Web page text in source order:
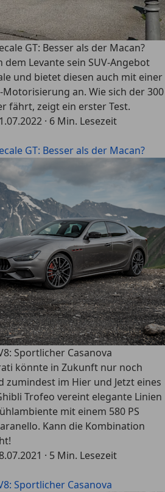
GT: Besser als der Macan?
Levante sein SUV-Angebot
und bietet diesen auch mit einer
an. Wie sich der 300
fährt, zeigt ein erster Test.
· 6 Min. Lesezeit
GT: Besser als der Macan?
Sportlicher Casanova
könnte in Zukunft nur noch
zumindest im Hier und Jetzt eines
Trofeo vereint elegante Linien
mit einem 580 PS
Kann die Kombination
· 5 Min. Lesezeit
Sportlicher Casanova